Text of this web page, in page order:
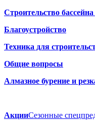
Строительство
Благоустройство
Техника для
Общие вопросы
Алмазное бурение и
АкцииСезонные